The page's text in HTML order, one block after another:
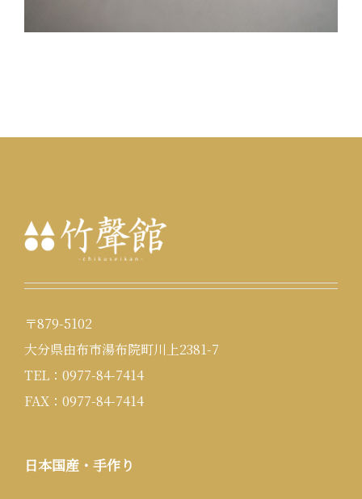
〒879-5102
大分県由布市湯布院町川上2381-7
TEL：0977-84-7414
FAX：0977-84-7414
日本国産・手作り